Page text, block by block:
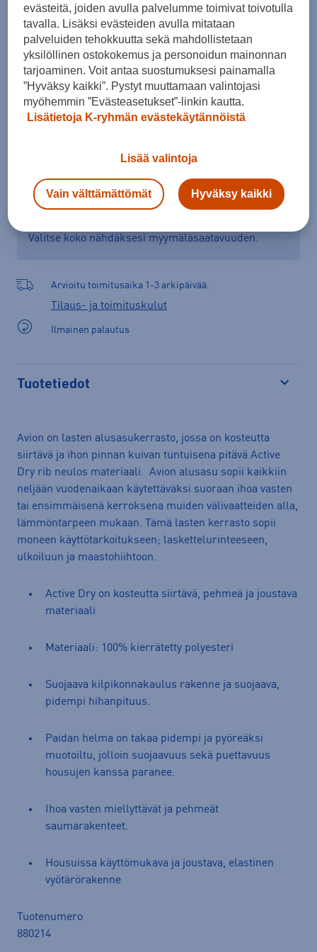
128
Kokotaulukko
Lisää ostoskoriin
Verkkokauppa: SaatavillaMyymälät: Saatavilla
Valitse koko nähdäksesi myymäläsaatavuuden.
Arvioitu toimitusaika 1-3 arkipäivää.
Tilaus- ja toimituskulut
Ilmainen palautus
Tuotetiedot
Avion on lasten alusasukerrasto, jossa on kosteutta
siirtävä ja ihon pinnan kuivan tuntuisena pitävä Active
Dry rib neulos materiaali. Avion alusasu sopii kaikkiin
neljään vuodenaikaan käytettäväksi suoraan ihoa vasten
tai ensimmäisenä kerroksena muiden välivaatteiden alla,
lämmöntarpeen mukaan. Tämä lasten kerrasto sopii
moneen käyttötarkoitukseen; laskettelurinteeseen,
ulkoiluun ja maastohiihtoon.
Active Dry on kosteutta siirtävä, pehmeä ja joustava
materiaali
Materiaali: 100% kierrätetty polyesteri
Suojaava kilpikonnakaulus rakenne ja suojaava,
pidempi hihanpituus.
Paidan helma on takaa pidempi ja pyöreäksi
muotoiltu, jolloin suojaavuus sekä puettavuus
housujen kanssa paranee.
Ihoa vasten miellyttävät ja pehmeät
saumarakenteet.
Housuissa käyttömukava ja joustava, elastinen
vyötärörakenne
Tuotenumero
880214
evästeitä, joiden avulla palvelumme toimivat toivotulla
tavalla. Lisäksi evästeiden avulla mitataan
palveluiden tehokkuutta sekä mahdollistetaan
yksilöllinen ostokokemus ja personoidun mainonnan
tarjoaminen. Voit antaa suostumuksesi painamalla
”Hyväksy kaikki”. Pystyt muuttamaan valintojasi
myöhemmin ”Evästeasetukset”-linkin kautta.
Lisätietoja K-ryhmän evästekäytännöistä
Lisää valintoja
Vain välttämättömät Hyväksy kaikki